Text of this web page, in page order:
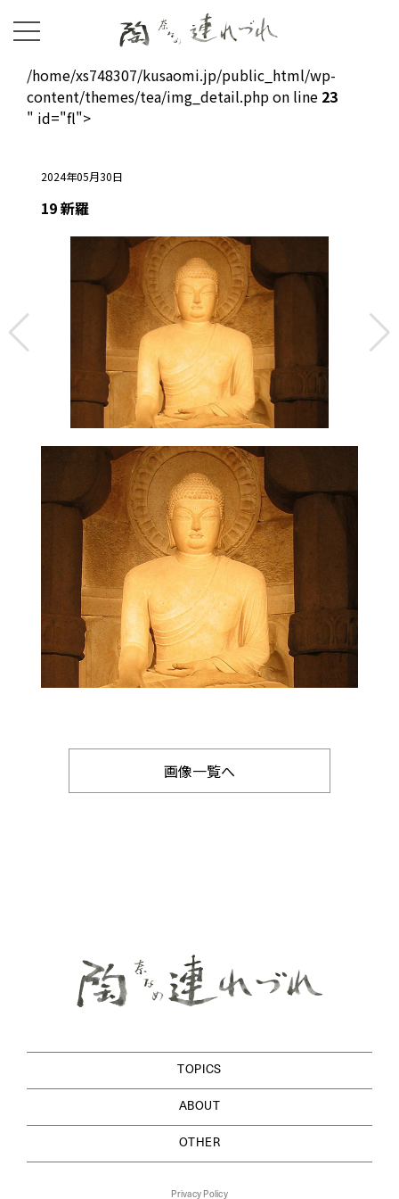
/home/xs748307/kusaomi.jp/public_html/wp-
content/themes/tea/img_detail.php on line 23
" id="fl">
2024年05月30日
19 新羅
画像一覧へ
TOPICS
ABOUT
OTHER
Privacy Policy